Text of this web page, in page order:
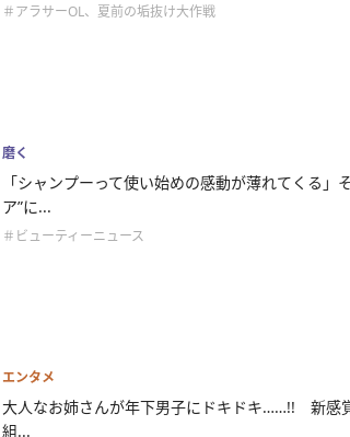
＃アラサーOL、夏前の垢抜け大作戦
磨く
「シャンプーって使い始めの感動が薄れてくる」
ア”に...
＃ビューティーニュース
エンタメ
大人なお姉さんが年下男子にドキドキ……!! 新感
組...